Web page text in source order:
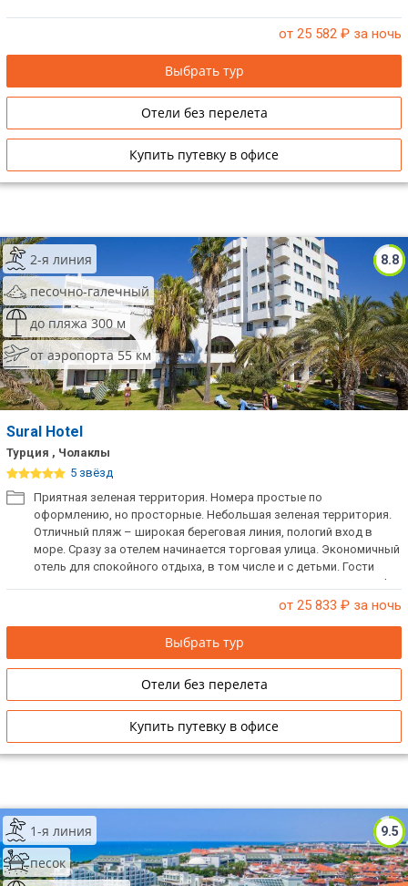
от 25 582 ₽ за ночь
Выбрать тур
Отели без перелета
Купить путевку в офисе
8.8
2-я линия
песочно-галечный
до пляжа 300 м
от аэропорта 55 км
Sural Hotel
Турция , Чолаклы
5 звёзд
Приятная зеленая территория. Номера простые по
оформлению, но просторные. Небольшая зеленая территория.
Отличный пляж – широкая береговая линия, пологий вход в
море. Сразу за отелем начинается торговая улица. Экономичный
отель для спокойного отдыха, в том числе и с детьми. Гости
отеля могут пользоваться территорией всего комплекса Sural.
от 25 833 ₽ за ночь
Выбрать тур
Отели без перелета
Купить путевку в офисе
9.5
1-я линия
песок